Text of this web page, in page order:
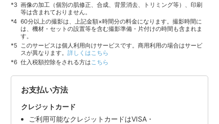
画像の加工（個別の肌修正、合成、背景消去、トリミング等）、印刷
等は含まれておりません。
60分以上の撮影は、上記金額×時間分の料金になります。撮影時間に
は、機材・セットの設置等を含む撮影準備・片付けの時間も含まれま
す。
このサービスは個人利用向けサービスです。商用利用の場合はサービ
スが異なります。詳しくはこちら
仕入税額控除をされる方はこちら
お支払い方法
クレジットカード
ご利用可能なクレジットカードはVISA・